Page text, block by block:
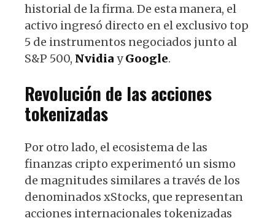
historial de la firma. De esta manera, el
activo ingresó directo en el exclusivo top
5 de instrumentos negociados junto al
S&P 500, Nvidia yGoogle.
Revolución de las acciones
tokenizadas
Por otro lado, el ecosistema de las
finanzas cripto experimentó un sismo
de magnitudes similares a través de los
denominados xStocks, que representan
acciones internacionales tokenizadas